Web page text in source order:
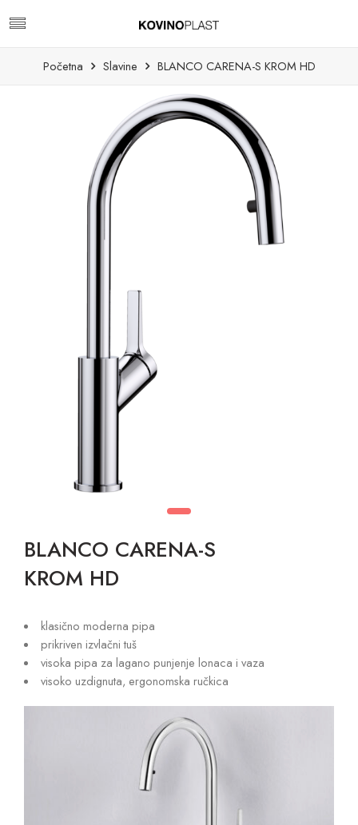
Početna Slavine BLANCO CARENA-S KROM HD
BLANCO CARENA-S
KROM HD
klasično moderna pipa
prikriven izvlačni tuš
visoka pipa za lagano punjenje lonaca i vaza
visoko uzdignuta, ergonomska ručkica